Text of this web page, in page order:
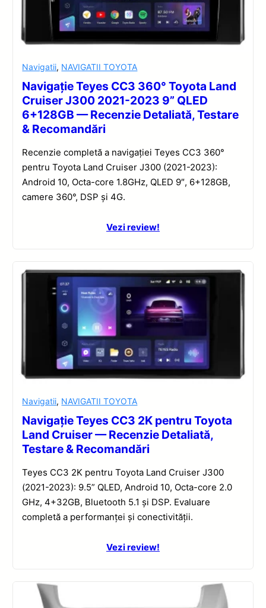
Navigatii, NAVIGATII TOYOTA
Navigație Teyes CC3 360° Toyota Land
Cruiser J300 2021-2023 9” QLED
6+128GB — Recenzie Detaliată, Testare
& Recomandări
Recenzie completă a navigației Teyes CC3 360°
pentru Toyota Land Cruiser J300 (2021-2023):
Android 10, Octa-core 1.8GHz, QLED 9″, 6+128GB,
camere 360°, DSP și 4G.
Vezi review!
Navigatii, NAVIGATII TOYOTA
Navigație Teyes CC3 2K pentru Toyota
Land Cruiser — Recenzie Detaliată,
Testare & Recomandări
Teyes CC3 2K pentru Toyota Land Cruiser J300
(2021-2023): 9.5” QLED, Android 10, Octa-core 2.0
GHz, 4+32GB, Bluetooth 5.1 și DSP. Evaluare
completă a performanței și conectivității.
Vezi review!